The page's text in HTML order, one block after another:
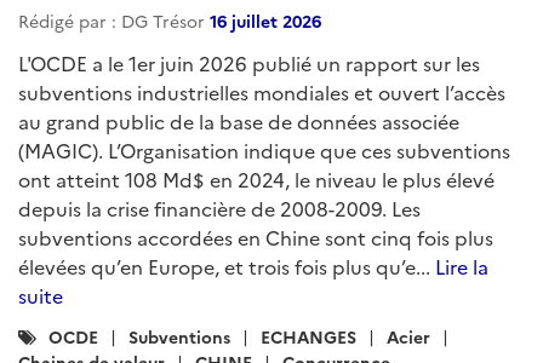
Rédigé par : DG Trésor 16 juillet 2026
L'OCDE a le 1er juin 2026 publié un rapport sur les
subventions industrielles mondiales et ouvert l’accès
au grand public de la base de données associée
(MAGIC). L’Organisation indique que ces subventions
ont atteint 108 Md$ en 2024, le niveau le plus élevé
depuis la crise financière de 2008-2009. Les
subventions accordées en Chine sont cinq fois plus
élevées qu’en Europe, et trois fois plus qu’e... Lire la
suite
Catégories
OCDE Subventions ECHANGES
Acier